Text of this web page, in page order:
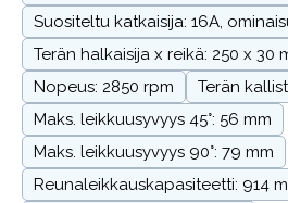
Suositeltu katkaisija: 16A,
Terän halkaisija x reikä: 250 x 30
Nopeus: 2850 rpm
Terän
Maks. leikkuusyvyys 45°: 56 mm
Maks. leikkuusyvyys 90°: 79 mm
Reunaleikkauskapasiteetti: 914